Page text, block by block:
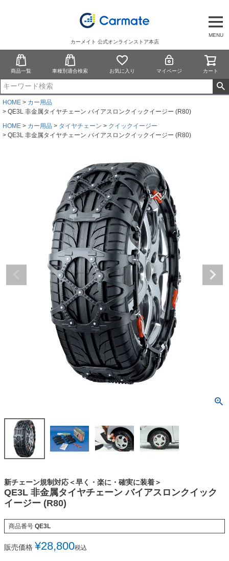
MENU
カーメイト 公式オンラインストア本店
商品一覧 車種別適合検索 お気に入り マイページ カート
HOME
カー用品
QE3L 非金属タイヤチェーン バイアスロンクイックイージー (R80)
HOME
カー用品 タイヤチェーン
クイックイージー
QE3L 非金属タイヤチェーン バイアスロンクイックイージー (R80)
新チェーン規制対応＜早く・楽に・確実に装着＞
QE3L 非金属タイヤチェーン バイアスロンクイック
イージー (R80)
商品番号 QE3L
販売価格 ¥28,800税込